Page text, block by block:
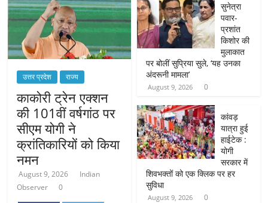
उत्तर प्रदेश राज्य
काकोरी ट्रेन एक्शन
की 101वीं वर्षगांठ पर
सीएम योगी ने
क्रांतिकारियों को किया
नमन
August 9, 2026
Indian
Observer
0
सुनेत्रा
पवार-
प्रशांत
किशोर की
मुलाकात
पर बोलीं सुप्रिया सुले, ‘यह उनका
अंदरूनी मामला’
August 9, 2026 0
कांवड़
यात्रा हुई
हाईटेक :
योगी
सरकार में
शिवभक्तों को एक क्लिक पर हर
सुविधा
August 9, 2026 0